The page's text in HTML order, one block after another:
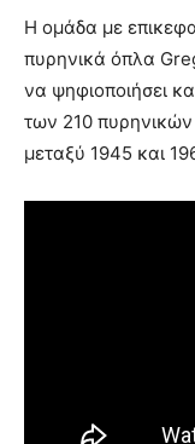
Η ομάδα με
πυρηνικά όπλα
να ψηφιοποιήσει
των 210
μεταξύ 1945 και